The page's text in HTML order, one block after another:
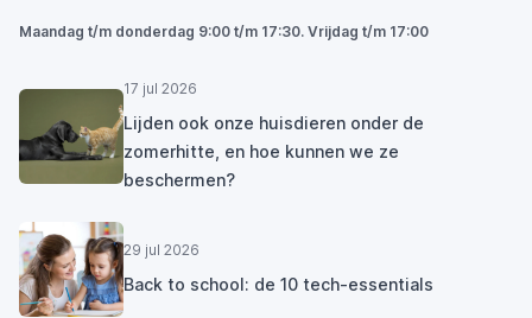
Maandag t/m donderdag 9:00 t/m 17:30. Vrijdag t/m 17:00
17 jul 2026
Lijden ook onze huisdieren onder de
zomerhitte, en hoe kunnen we ze
beschermen?
29 jul 2026
Back to school: de 10 tech-essentials